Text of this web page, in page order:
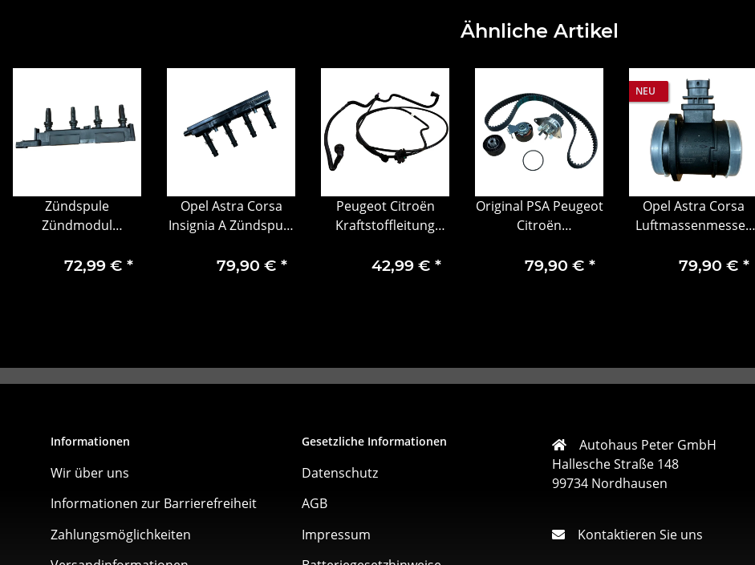
Ähnliche Artikel
Zündspule
Zündmodul
5970.98
72,99 € *
Opel Astra Corsa
Insignia A Zündspule
79,90 € *
Peugeot Citroën
Kraftstoffleitung
42,99 € *
Original PSA Peugeot
Citroën
Zahnriemensatz
79,90 € *
NEU
Opel Astra Corsa
Luftmassenmesser
Bosch 55206757
79,90 € *
Informationen
Wir über uns
Informationen zur Barrierefreiheit
Zahlungsmöglichkeiten
Gesetzliche Informationen
Datenschutz
AGB
Impressum
Autohaus Peter GmbH
Hallesche Straße 148
99734 Nordhausen
Kontaktieren Sie uns